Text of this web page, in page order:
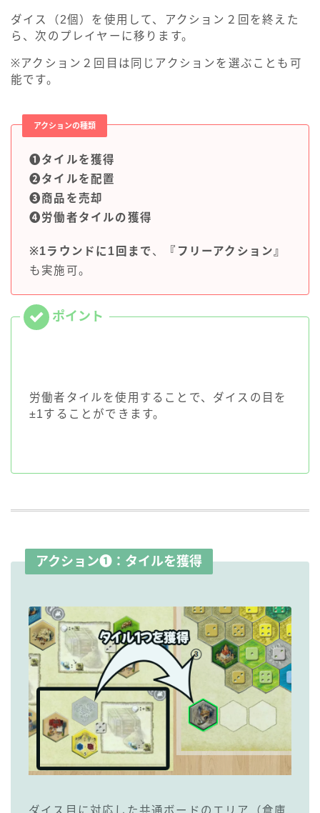
ダイス（2個）を使用して、アクション２回を終えた
ら、次のプレイヤーに移ります。
※アクション２回目は同じアクションを選ぶことも可
能です。
アクションの種類
❶タイルを獲得
❷タイルを配置
❸商品を売却
❹労働者タイルの獲得
※1ラウンドに1回まで、
『フリーアクション』
も実施可。
労働者タイルを使用することで、ダイスの目を
±1することができます。
アクション❶：タイルを獲得
ダイス目に対応した共通ボードのエリア（倉庫